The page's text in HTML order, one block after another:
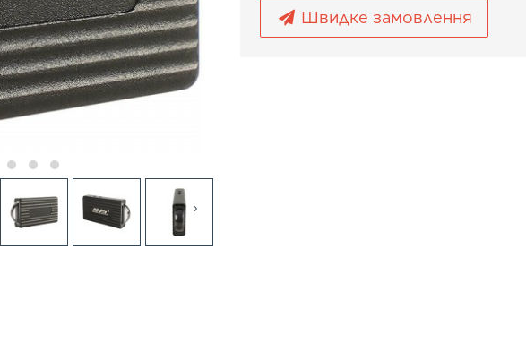
›
Швидке замовлення